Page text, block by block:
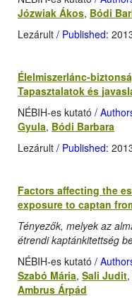
Józwiak Ákos, Bódi
Lezárult / Published:
Élelmiszerlánc-
Tapasztalatok és
NÉBIH-es kutató /
Gyula, Bódi Barbara
Lezárult / Published:
Factors affecting the
exposure to captan
Tényezők, melyek az
étrendi kaptánkitettség
NÉBIH-es kutató /
Szabó Mária, Sali Judit,
Ambrus Árpád